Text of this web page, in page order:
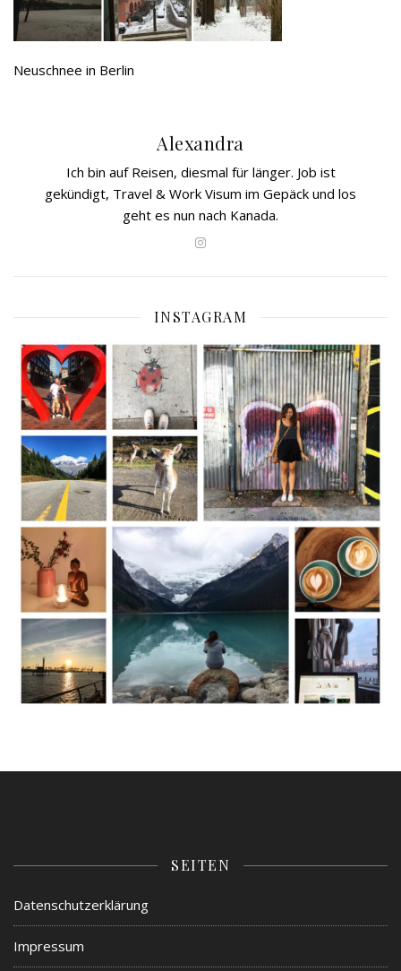
Neuschnee in Berlin
Alexandra
Ich bin auf Reisen, diesmal für länger. Job ist
gekündigt, Travel & Work Visum im Gepäck und los
geht es nun nach Kanada.
INSTAGRAM
SEITEN
Datenschutzerklärung
Impressum